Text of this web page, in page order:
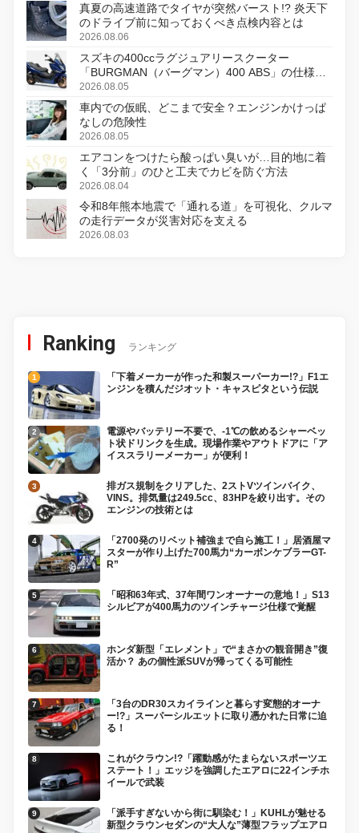
真夏の高速道路でタイヤが突然バースト!? 炎天下
のドライブ前に知っておくべき点検内容とは
2026.08.06
スズキの400ccラグジュアリースクーター
「BURGMAN（バーグマン）400 ABS」の仕様を
変更し、8月18日に発売
2026.08.05
車内での仮眠、どこまで安全？エンジンかけっぱ
なしの危険性
2026.08.05
エアコンをつけたら酸っぱい臭いが…目的地に着
く「3分前」のひと工夫でカビを防ぐ方法
2026.08.04
令和8年熊本地震で「通れる道」を可視化、クルマ
の走行データが災害対応を支える
2026.08.03
Ranking ランキング
「下着メーカーが作った和製スーパーカー!?」F1エ
ンジンを積んだジオット・キャスピタという伝説
電源やバッテリー不要で、-1℃の飲めるシャーベッ
ト状ドリンクを生成。現場作業やアウトドアに「ア
イススラリーメーカー」が便利！
排ガス規制をクリアした、2ストVツインバイク、
VINS。排気量は249.5cc、83HPを絞り出す。その
エンジンの技術とは
「2700発のリベット補強まで自ら施工！」居酒屋マ
スターが作り上げた700馬力“カーボンケブラーGT-
R”
「昭和63年式、37年間ワンオーナーの意地！」S13
シルビアが400馬力のツインチャージ仕様で覚醒
ホンダ新型「エレメント」で“まさかの観音開き”復
活か？ あの個性派SUVが帰ってくる可能性
「3台のDR30スカイラインと暮らす変態的オーナ
ー!?」スーパーシルエットに取り憑かれた日常に迫
る！
これがクラウン!?「躍動感がたまらないスポーツエ
ステート！」エッジを強調したエアロに22インチホ
イールで武装
「派手すぎないから街に馴染む！」KUHLが魅せる
新型クラウンセダンの“大人な”薄型フラップエアロ